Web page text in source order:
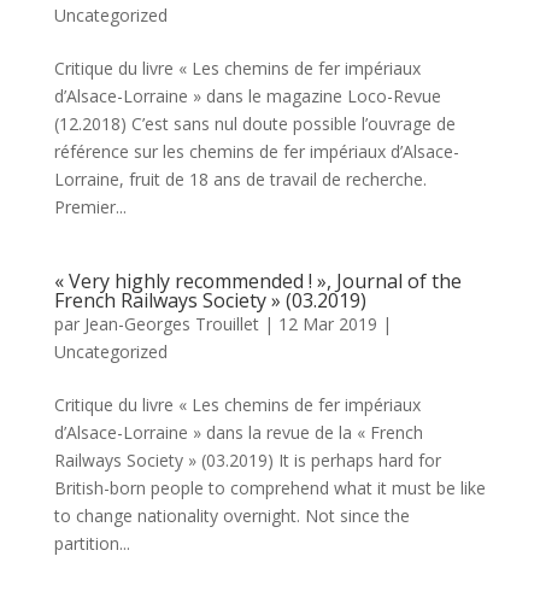
Uncategorized
Critique du livre « Les chemins de fer impériaux
d’Alsace-Lorraine » dans le magazine Loco-Revue
(12.2018) C’est sans nul doute possible l’ouvrage de
référence sur les chemins de fer impériaux d’Alsace-
Lorraine, fruit de 18 ans de travail de recherche.
Premier...
« Very highly recommended ! », Journal of the
French Railways Society » (03.2019)
par Jean-Georges Trouillet| 12 Mar 2019 |
Uncategorized
Critique du livre « Les chemins de fer impériaux
d’Alsace-Lorraine » dans la revue de la « French
Railways Society » (03.2019) It is perhaps hard for
British-born people to comprehend what it must be like
to change nationality overnight. Not since the
partition...